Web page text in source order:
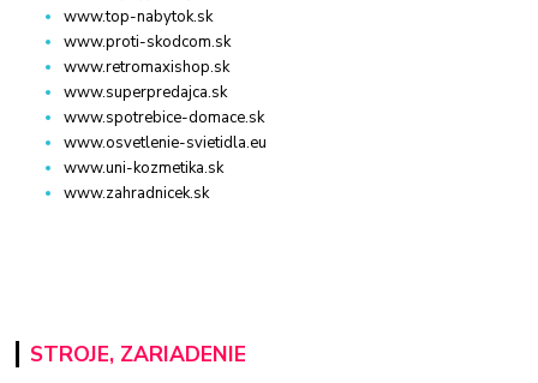
www.top-nabytok.sk
www.proti-skodcom.sk
www.retromaxishop.sk
www.superpredajca.sk
www.spotrebice-domace.sk
www.osvetlenie-svietidla.eu
www.uni-kozmetika.sk
www.zahradnicek.sk
STROJE, ZARIADENIE